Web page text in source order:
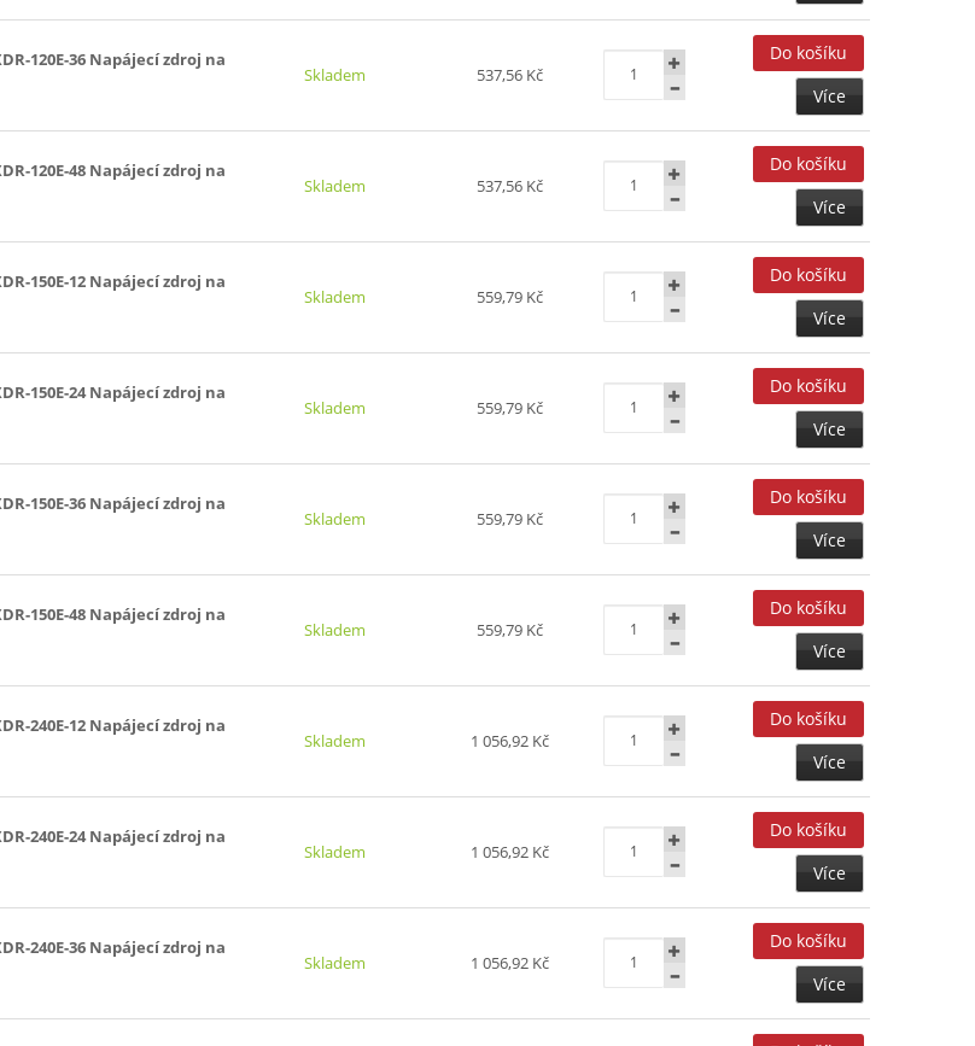
120E-36 Napájecí zdroj na
Skladem 537,56 Kč
Více
120E-48 Napájecí zdroj na
Skladem 537,56 Kč
Více
150E-12 Napájecí zdroj na
Skladem 559,79 Kč
Více
150E-24 Napájecí zdroj na
Skladem 559,79 Kč
Více
150E-36 Napájecí zdroj na
Skladem 559,79 Kč
Více
150E-48 Napájecí zdroj na
Skladem 559,79 Kč
Více
240E-12 Napájecí zdroj na
Skladem 1 056,92 Kč
Více
240E-24 Napájecí zdroj na
Skladem 1 056,92 Kč
Více
240E-36 Napájecí zdroj na
Skladem 1 056,92 Kč
Více